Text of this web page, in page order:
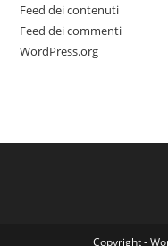
Feed dei contenuti
Feed dei commenti
WordPress.org
Copyright -